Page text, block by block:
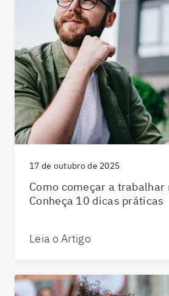
17 de outubro de 2025
Como começar a trabalhar
Conheça 10 dicas práticas
Leia o Artigo